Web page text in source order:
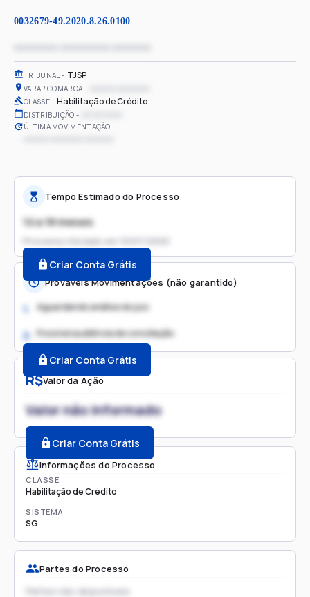
0032679-49.2020.8.26.0100
TRIBUNAL TJSP
VARA / COMARCA
CLASSE Habilitação de Crédito
DISTRIBUIÇÃO
ÚLTIMA MOVIMENTAÇÃO
R$Valor da Ação
Valor não informado
Criar Conta Grátis
Informações do Processo
CLASSE
Habilitação de Crédito
SISTEMA
SG
Partes do Processo
Partes não disponíveis
Tempo Estimado do Processo
12 a 18 meses
Processo iniciado em
Criar Conta Grátis
Prováveis Movimentações (não garantido)
1. Aguardando análise do juiz
2. Possível audiência de conciliação
Criar Conta Grátis